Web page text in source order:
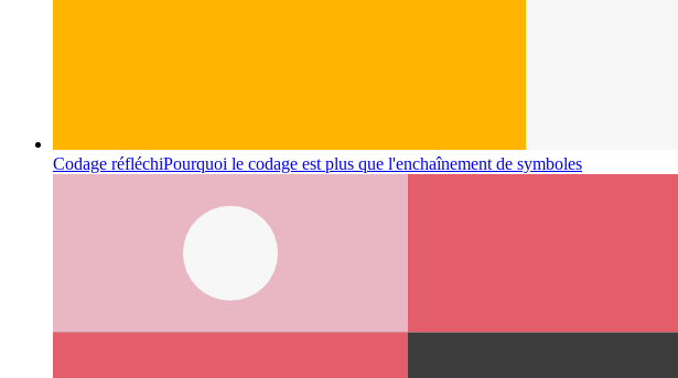
Pourquoi le codage est plus que l'enchaînement de symboles